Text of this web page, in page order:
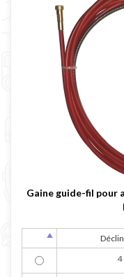
Gaine guide-fil pour
4